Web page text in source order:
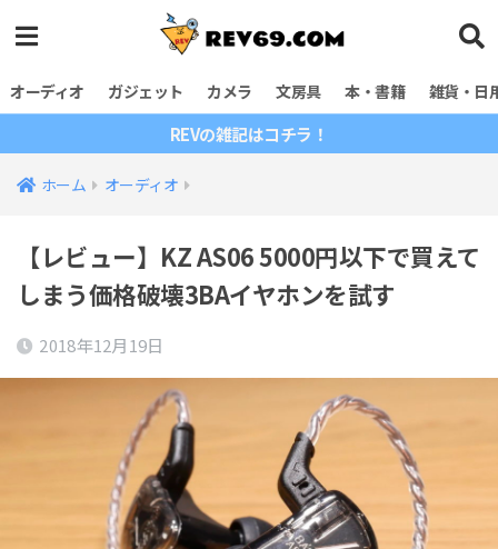
オーディオ ガジェット カメラ 文房具 本・書籍 雑貨・日
REVの雑記はコチラ！
ホーム オーディオ
【レビュー】KZ AS06 5000円以下で買えて
しまう価格破壊3BAイヤホンを試す
2018年12月19日